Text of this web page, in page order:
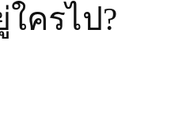
ครไป?